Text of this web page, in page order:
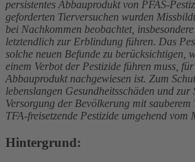
persistentes Abbauprodukt von PFAS-
geforderten Tierversuchen wurden
bei Nachkommen beobachtet,
letztendlich zur Erblindung führen. Das
solche neuen Befunde zu berücksichtigen,
einem Verbot der Pestizide führen muss,
Abbauprodukt nachgewiesen ist. Zum
lebenslangen Gesundheitsschäden und
Versorgung der Bevölkerung mit
TFA-freisetzende Pestizide umgehend vom
Hintergrund: